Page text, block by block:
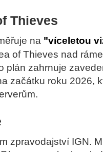
Thieves
na "víceletou
of Thieves nad
plán zahrnuje
začátku roku 2026,
zpravodajství IGN.